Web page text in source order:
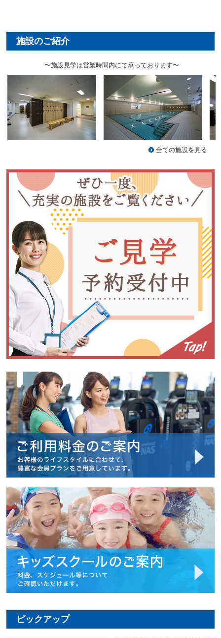
〜施設見学は営業時間内にて承っております〜
全ての施設を見る